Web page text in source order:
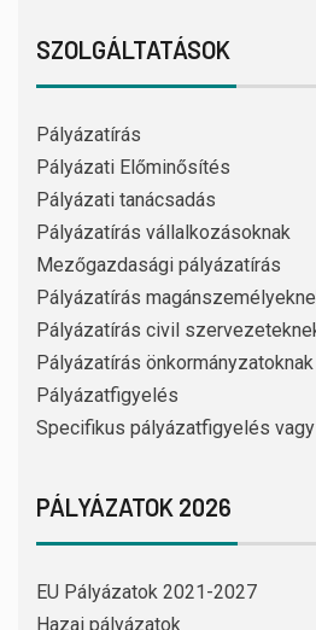
SZOLGÁLTATÁSOK
Pályázatírás
Pályázati Előminősítés
Pályázati tanácsadás
Pályázatírás vállalkozásoknak
Mezőgazdasági pályázatírás
Pályázatírás
Pályázatírás civil
Pályázatírás önkormányzatoknak
Pályázatfigyelés
Specifikus pályázatfigyelés
PÁLYÁZATOK 2026
EU Pályázatok 2021-2027
Hazai pályázatok